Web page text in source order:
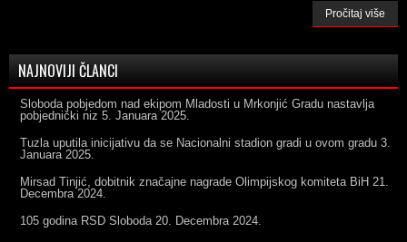
Pročitaj više
NAJNOVIJI ČLANCI
Sloboda pobjedom nad ekipom Mladosti u Mrkonjić Gradu nastavlja
pobjednički niz 5. Januara 2025.
Tuzla uputila inicijativu da se Nacionalni stadion gradi u ovom gradu 3.
Januara 2025.
Mirsad Tinjić, dobitnik značajne nagrade Olimpijskog komiteta BiH 21.
Decembra 2024.
105 godina RSD Sloboda 20. Decembra 2024.